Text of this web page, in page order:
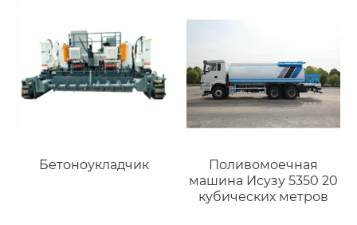
Бетоноукладчик
Поливомоечная
машина Исузу 5350 20
кубических метров